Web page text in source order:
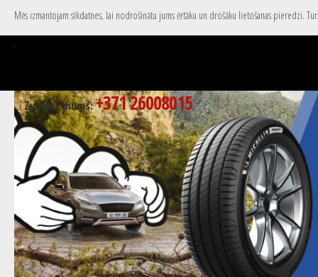
Mēs izmantojam sīkdatnes, lai nodrošinātu jums ērtāku un drošāku lietošanas pieredzi.
Zvaniet mums:+371 26008015